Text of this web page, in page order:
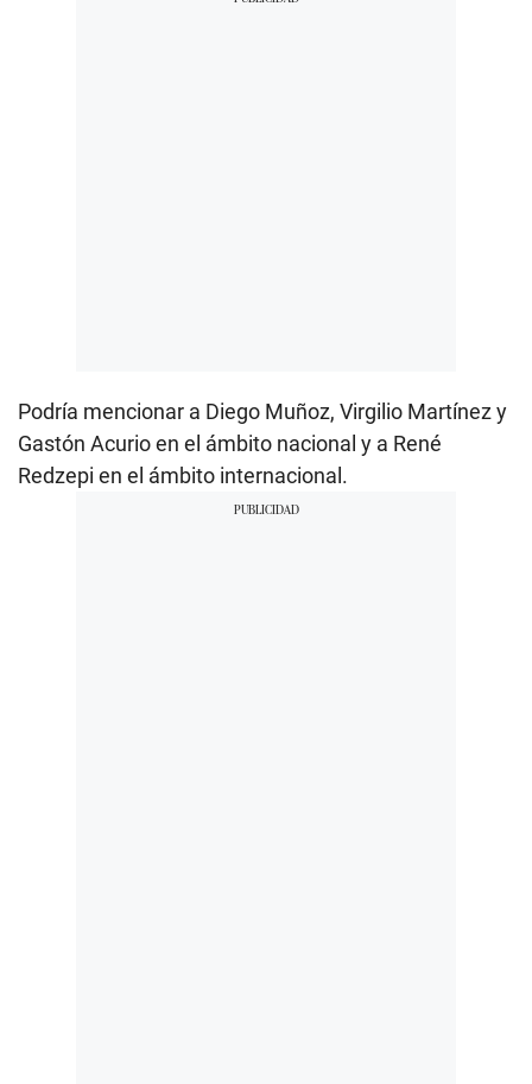
Podría mencionar a Diego Muñoz, Virgilio Martínez y
Gastón Acurio en el ámbito nacional y a René
Redzepi en el ámbito internacional.